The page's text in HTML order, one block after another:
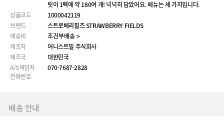
릿이 1팩에 약 180여 개! 넉넉히 담았어요. 메뉴는 세 가지입니다.
상품코드
1000042119
브랜드
스트로베리필즈 STRAWBERRY FIELDS
배송비
조건부배송 >
제조자
어니스트밀 주식회사
제조국
대한민국
A/S책임자
전화번호
070-7687-2828
배송 안내